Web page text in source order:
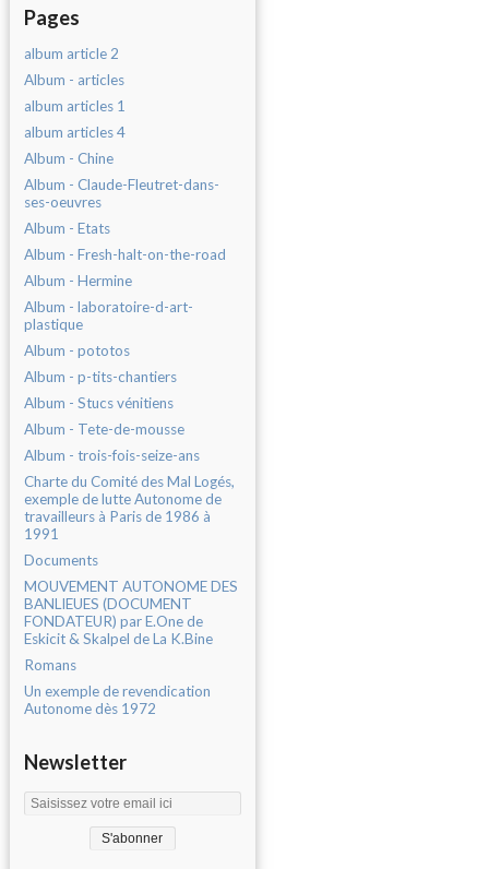
Pages
album article 2
Album - articles
album articles 1
album articles 4
Album - Chine
Album - Claude-Fleutret-dans-
ses-oeuvres
Album - Etats
Album - Fresh-halt-on-the-road
Album - Hermine
Album - laboratoire-d-art-
plastique
Album - pototos
Album - p-tits-chantiers
Album - Stucs vénitiens
Album - Tete-de-mousse
Album - trois-fois-seize-ans
Charte du Comité des Mal Logés,
exemple de lutte Autonome de
travailleurs à Paris de 1986 à
1991
Documents
MOUVEMENT AUTONOME DES
BANLIEUES (DOCUMENT
FONDATEUR) par E.One de
Eskicit & Skalpel de La K.Bine
Romans
Un exemple de revendication
Autonome dès 1972
Newsletter